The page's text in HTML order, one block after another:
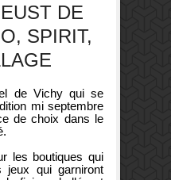
DE
SPIRIT,
de Vichy qui se
mi septembre
de choix dans le
les boutiques qui
jeux qui garniront